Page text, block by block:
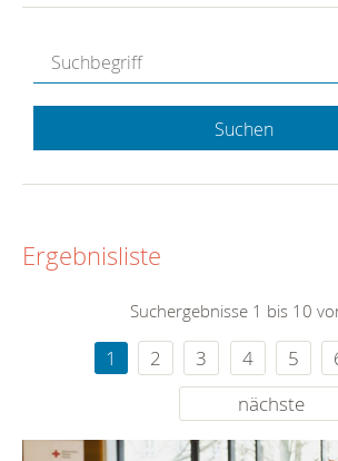
Suchen
Ergebnisliste
Suchergebnisse 1 bis 10
1 2 3 4 5
nächste